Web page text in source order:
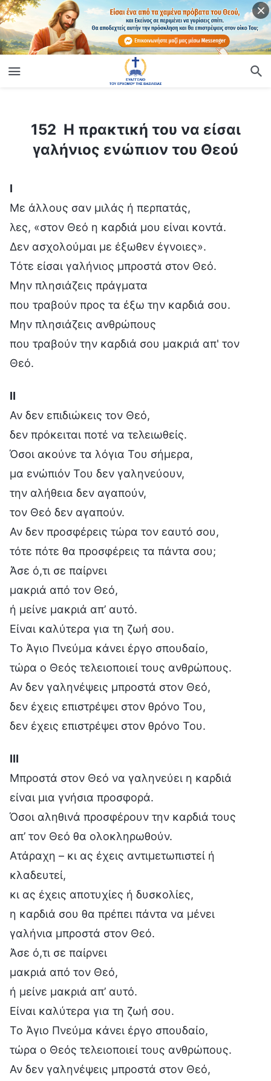
152 H πρακτική του να είσαι
γαλήνιος ενώπιον του Θεού
Ⅰ
Mε άλλους σαν μιλάς ή περπατάς,
λες, «στον Θεό η καρδιά μου είναι κοντά.
Δεν ασχολούμαι με έξωθεν έγνοιες».
Τότε είσαι γαλήνιος μπροστά στον Θεό.
Μην πλησιάζεις πράγματα
που τραβούν προς τα έξω την καρδιά σου.
Μην πλησιάζεις ανθρώπους
που τραβούν την καρδιά σου μακριά απ' τον
Θεό.
Ⅱ
Αν δεν επιδιώκεις τον Θεό,
δεν πρόκειται ποτέ να τελειωθείς.
Όσοι ακούνε τα λόγια Του σήμερα,
μα ενώπιόν Του δεν γαληνεύουν,
την αλήθεια δεν αγαπούν,
τον Θεό δεν αγαπούν.
Αν δεν προσφέρεις τώρα τον εαυτό σου,
τότε πότε θα προσφέρεις τα πάντα σου;
Άσε ό,τι σε παίρνει
μακριά από τον Θεό,
ή μείνε μακριά απ’ αυτό.
Είναι καλύτερα για τη ζωή σου.
Το Άγιο Πνεύμα κάνει έργο σπουδαίο,
τώρα ο Θεός τελειοποιεί τους ανθρώπους.
Αν δεν γαληνέψεις μπροστά στον Θεό,
δεν έχεις επιστρέψει στον θρόνο Του,
δεν έχεις επιστρέψει στον θρόνο Του.
Ⅲ
Μπροστά στον Θεό να γαληνεύει η καρδιά
είναι μια γνήσια προσφορά.
Όσοι αληθινά προσφέρουν την καρδιά τους
απ’ τον Θεό θα ολοκληρωθούν.
Ατάραχη – κι ας έχεις αντιμετωπιστεί ή
κλαδευτεί,
κι ας έχεις αποτυχίες ή δυσκολίες,
η καρδιά σου θα πρέπει πάντα να μένει
γαλήνια μπροστά στον Θεό.
Άσε ό,τι σε παίρνει
μακριά από τον Θεό,
ή μείνε μακριά απ’ αυτό.
Είναι καλύτερα για τη ζωή σου.
Το Άγιο Πνεύμα κάνει έργο σπουδαίο,
τώρα ο Θεός τελειοποιεί τους ανθρώπους.
Αν δεν γαληνέψεις μπροστά στον Θεό,